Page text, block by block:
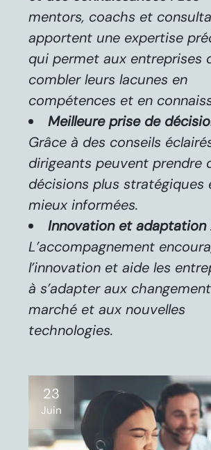
mentors, coachs et
apportent une expertise
qui permet aux entreprises
combler leurs lacunes en
compétences et en
Meilleure prise de
Grâce à des conseils
dirigeants peuvent prendre
décisions plus stratégiques
mieux informées.
Innovation et adaptation
L’accompagnement
l’innovation et aide les
à s’adapter aux
marché et aux nouvelles
technologies.
23
Juin